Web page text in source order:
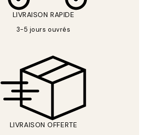
LIVRAISON RAPIDE
3-5 jours ouvrés
LIVRAISON OFFERTE